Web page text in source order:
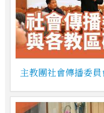
主教團社會傳播委